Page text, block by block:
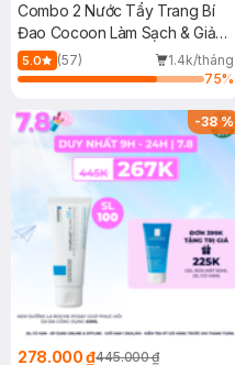
Combo 2 Nước Tẩy Trang Bí
Đao Cocoon Làm Sạch & Giảm
Dầu 500ml
5.0 (57)
1.4k/tháng
75%
-38%
278.000 ₫445.000 ₫